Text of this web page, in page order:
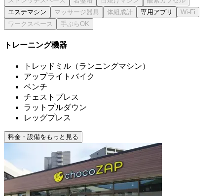
エステマシン 専用アプリ
トレーニング機器
トレッドミル（ランニングマシン）
アップライトバイク
ベンチ
チェストプレス
ラットプルダウン
レッグプレス
料金・設備をもっと見る